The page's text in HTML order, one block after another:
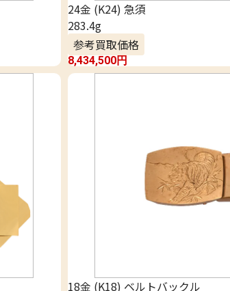
24金 (K24) 急須
283.4g
参考買取価格
8,434,500円
18金 (K18) ベルトバックル